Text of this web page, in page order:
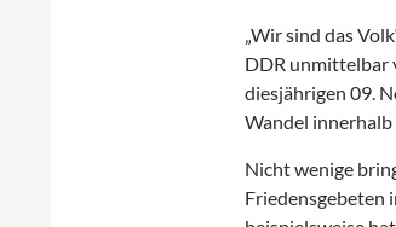
„Wir sind das
DDR unmittelbar
diesjährigen 09.
Wandel
Nicht wenige
Friedensgebeten